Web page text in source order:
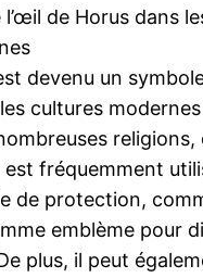
de Horus dans
devenu un
cultures
religions,
fréquemment
de protection,
emblème pour
plus, il peut